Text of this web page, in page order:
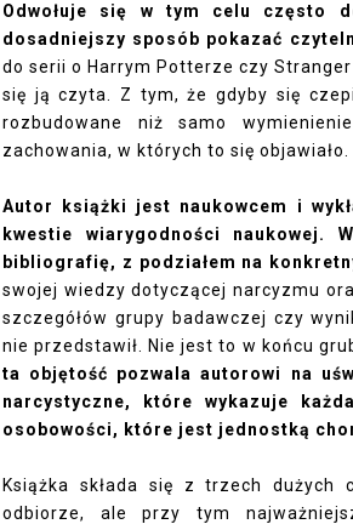
Odwołuje się w tym celu często
dosadniejszy sposób pokazać
do serii o Harrym Potterze czy
się ją czyta. Z tym, że gdyby się
rozbudowane niż samo
zachowania, w których to się objawiało.
Autor książki jest naukowcem i
kwestie wiarygodności naukowej.
bibliografię, z podziałem na
swojej wiedzy dotyczącej narcyzmu
szczegółów grupy badawczej czy
nie przedstawił. Nie jest to w końcu
ta objętość pozwala autorowi na
narcystyczne, które wykazuje
osobowości, które jest jednostką
Książka składa się z trzech dużych
odbiorze, ale przy tym